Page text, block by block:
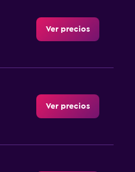
Ver precios
Ver precios